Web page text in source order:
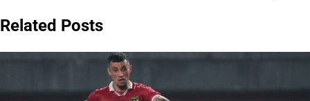
Related Posts